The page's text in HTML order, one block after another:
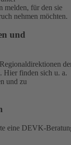
melden, für den sie
nehmen möchten.
und
. Hier finden sich u. a.
und zu
eine DEVK-